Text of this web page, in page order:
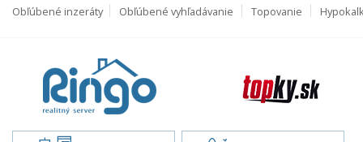
Obľúbené inzeráty Obľúbené vyhľadávanie Topovanie